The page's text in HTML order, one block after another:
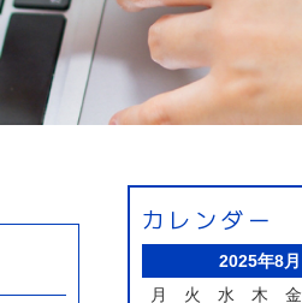
カレンダー
2025年8月
月
火 水 木 金